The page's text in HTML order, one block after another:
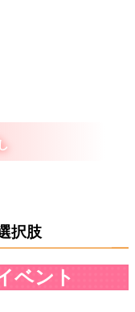
択肢
ベント